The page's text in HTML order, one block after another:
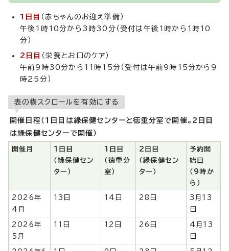
1日目 （赤ちゃんのお迎え準備）
午後1時10分から3時30分（受付は午後1時から1時10
分）
2日目 （栄養とお口のケア）
午前9時30分から11時15分（受付は午前9時15分から9
時25分）
表の横スクロールを有効にする
開催日程（1日目は緑保健センターと徳重分室で開催。2日目
は緑保健センターで開催）
開催月
1日目
（緑保健セン
ター）
1日目
（徳重分
室）
2日目
（緑保健セン
ター）
予約開
始日
（9時か
ら）
2026年
4月
13日 14日 28日
3月13
日
2026年
5月
11日 12日 26日
4月13
日